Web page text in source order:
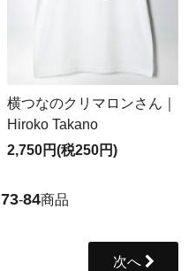
横つなのクリマロンさん｜
Hiroko Takano
2,750円(税250円)
73-84商品
次へ